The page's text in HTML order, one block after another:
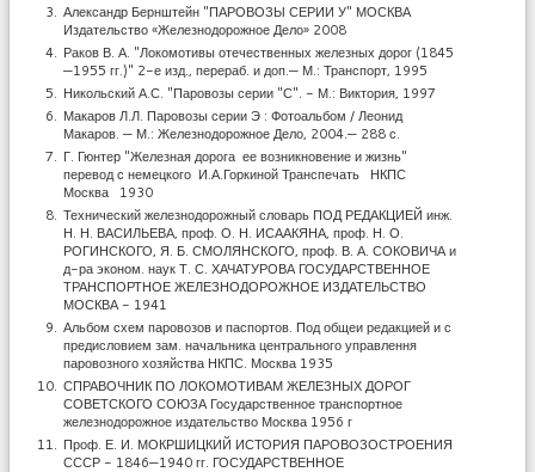
Александр Бернштейн "ПАРОВОЗЫ СЕРИИ У" МОСКВА
Издательство «Железнодорожное Дело» 2008
Раков В. А. "Локомотивы отечественных железных дорог (1845
—1955 гг.)" 2-е изд., перераб. и доп.— М.: Транспорт, 1995
Никольский А.С. "Паровозы серии "С". - М.: Виктория, 1997
Макаров Л.Л. Паровозы серии Э : Фотоальбом / Леонид
Макаров. — М.: Железнодорожное Дело, 2004.— 288 с.
Г. Гюнтер "Железная дорога ее возникновение и жизнь"
перевод с немецкого И.А.Горкиной Транспечать НКПС
Москва 1930
Технический железнодорожный словарь ПОД РЕДАКЦИЕЙ инж.
Н. Н. ВАСИЛЬЕВА, проф. О. Н. ИСААКЯНА, проф. Н. О.
РОГИНСКОГО, Я. Б. СМОЛЯНСКОГО, проф. В. А. СОКОВИЧА и
д-ра эконом. наук Т. С. ХАЧАТУРОВА ГОСУДАРСТВЕННОЕ
ТРАНСПОРТНОЕ ЖЕЛЕЗНОДОРОЖНОЕ ИЗДАТЕЛЬСТВО
МОСКВА - 1941
Альбом схем паровозов и паспортов. Под общеи редакцией и с
предисловием зам. начальника центрального управлення
паровозного хозяйства НКПС. Москва 1935
СПРАВОЧНИК ПО ЛОКОМОТИВАМ ЖЕЛЕЗНЫХ ДОРОГ
СОВЕТСКОГО СОЮЗА Государственное транспортное
железнодорожное издательство Москва 1956 г
Проф. Е. И. МОКРШИЦКИЙ ИСТОРИЯ ПАРОВОЗОСТРОЕНИЯ
СССР - 1846—1940 гг. ГОСУДАРСТВЕННОЕ